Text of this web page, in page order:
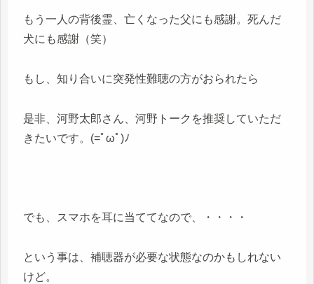
もう一人の背後霊、亡くなった父にも感謝。死んだ
犬にも感謝（笑）
もし、知り合いに突発性難聴の方がおられたら
是非、河野太郎さん、河野トークを推奨していただ
きたいです。(=ﾟωﾟ)ﾉ
でも、スマホを耳に当ててなので、・・・・
という事は、補聴器が必要な状態なのかもしれない
けど。